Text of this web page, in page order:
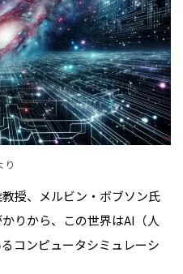
り
授、メルビン・ボブソン氏
りから、この世界はAI（人
コンピュータシミュレーシ